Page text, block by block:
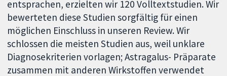
entsprachen, erzielten wir 120 Volltextstudien. Wir
bewerteten diese Studien sorgfältig für einen
möglichen Einschluss in unseren Review. Wir
schlossen die meisten Studien aus, weil unklare
Diagnosekriterien vorlagen; Astragalus- Präparate
zusammen mit anderen Wirkstoffen verwendet